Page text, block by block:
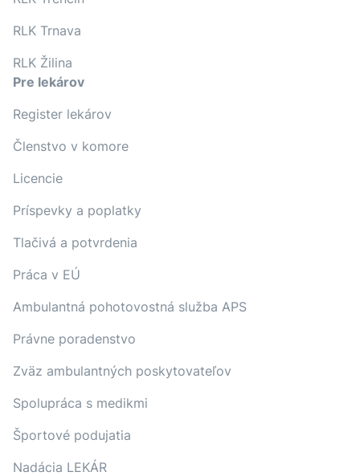
RLK Trnava
RLK Žilina
Pre lekárov
Register lekárov
Členstvo v komore
Licencie
Príspevky a poplatky
Tlačivá a potvrdenia
Práca v EÚ
Ambulantná pohotovostná služba APS
Právne poradenstvo
Zväz ambulantných poskytovateľov
Spolupráca s medikmi
Športové podujatia
Nadácia LEKÁR